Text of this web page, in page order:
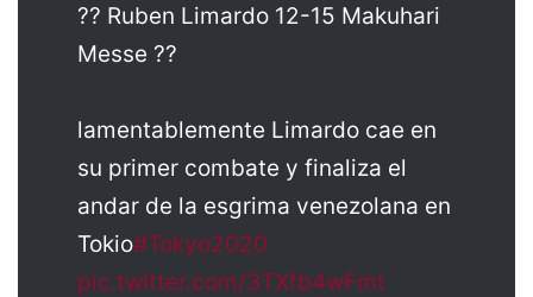
?? Ruben Limardo 12-15 Makuhari
Messe ??
lamentablemente Limardo cae en
su primer combate y finaliza el
andar de la esgrima venezolana en
Tokio#Tokyo2020
pic.twitter.com/3TXfb4wFmt